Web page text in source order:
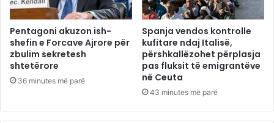
Pentagoni akuzon ish-
shefin e Forcave Ajrore për
zbulim sekretesh
shtetërore
36 minutes më parë
Spanja vendos kontrolle
kufitare ndaj Italisë,
përshkallëzohet përplasja
pas fluksit të emigrantëve
në Ceuta
43 minutes më parë